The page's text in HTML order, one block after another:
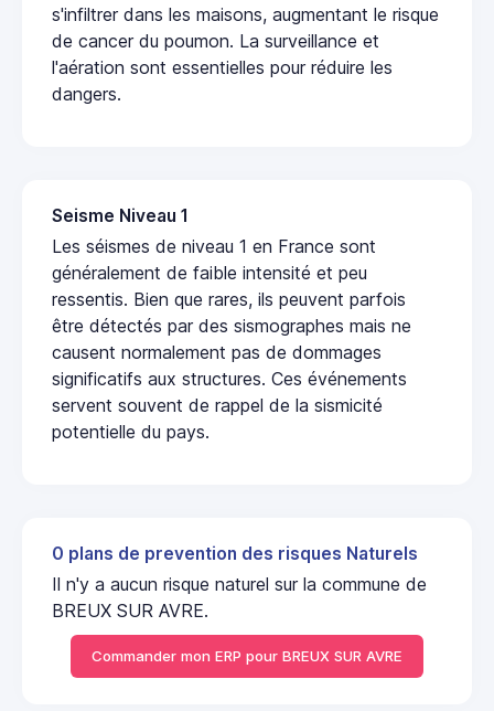
s'infiltrer dans les maisons, augmentant le risque
de cancer du poumon. La surveillance et
l'aération sont essentielles pour réduire les
dangers.
Seisme Niveau 1
Les séismes de niveau 1 en France sont
généralement de faible intensité et peu
ressentis. Bien que rares, ils peuvent parfois
être détectés par des sismographes mais ne
causent normalement pas de dommages
significatifs aux structures. Ces événements
servent souvent de rappel de la sismicité
potentielle du pays.
0 plans de prevention des risques Naturels
Il n'y a aucun risque naturel sur la commune de
BREUX SUR AVRE.
Commander mon ERP pour BREUX SUR AVRE